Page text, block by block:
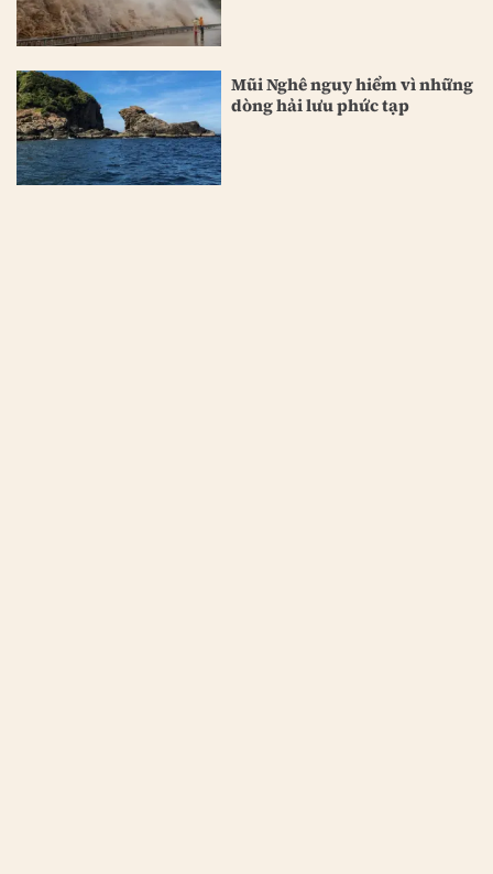
Mũi Nghê nguy hiểm vì những
dòng hải lưu phức tạp